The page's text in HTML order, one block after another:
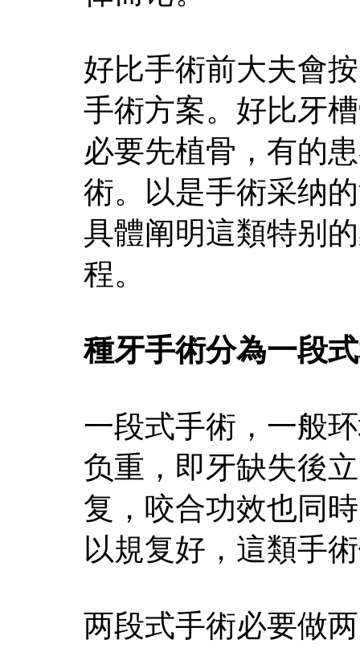
好比手術前大夫會
手術方案。好比牙
必要先植骨，有的
術。以是手術采纳
具體阐明這類特别
程。
種牙手術分為一段
一段式手術，一般
负重，即牙缺失後
复，咬合功效也同
以規复好，這類手
两段式手術必要做